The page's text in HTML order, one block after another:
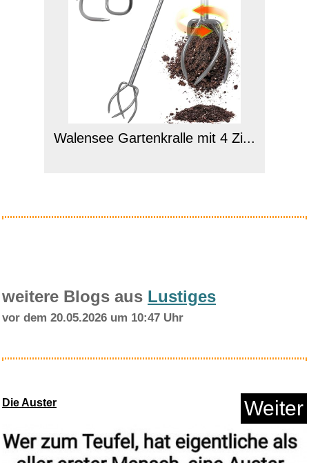
Walensee Gartenkralle mit 4 Zi...
weitere Blogs aus Lustiges
vor dem 20.05.2026 um 10:47 Uhr
Die Auster Weiter